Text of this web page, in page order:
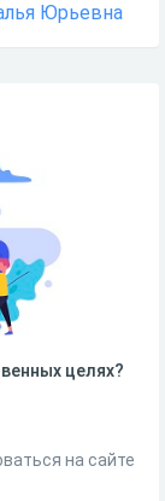
Юрьевна
целях?
на сайте